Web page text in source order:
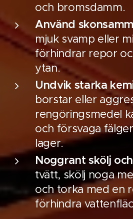
och bromsdamm.
Använd
mjuk svamp eller
förhindrar repor
ytan.
Undvik starka
borstar eller
rengöringsmedel
och försvaga
lager.
Noggrant skölj
tvätt, skölj noga
och torka med en
förhindra